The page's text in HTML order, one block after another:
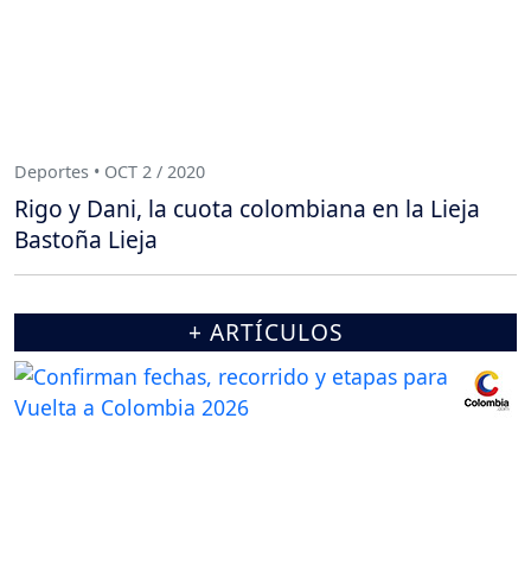
Deportes • OCT 2 / 2020
Rigo y Dani, la cuota colombiana en la Lieja
Bastoña Lieja
+ ARTÍCULOS